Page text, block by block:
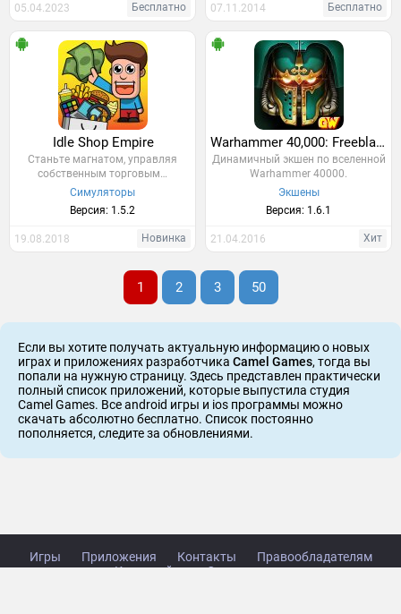
05.04.2023 Бесплатно 07.11.2014 Бесплатно
Idle Shop Empire
Станьте магнатом, управляя
собственным торговым…
Симуляторы
Версия: 1.5.2
19.08.2018 Новинка
Warhammer 40,000: Freeblade
Динамичный экшен по вселенной
Warhammer 40000.
Экшены
Версия: 1.6.1
21.04.2016 Хит
1 2 3 50
Если вы хотите получать актуальную информацию о новых
играх и приложениях разработчика Camel Games, тогда вы
попали на нужную страницу. Здесь представлен практически
полный список приложений, которые выпустила студия
Camel Games. Все android игры и ios программы можно
скачать абсолютно бесплатно. Список постоянно
пополняется, следите за обновлениями.
Игры Приложения Контакты
Правообладателям
Карта сайта
Стол заказов